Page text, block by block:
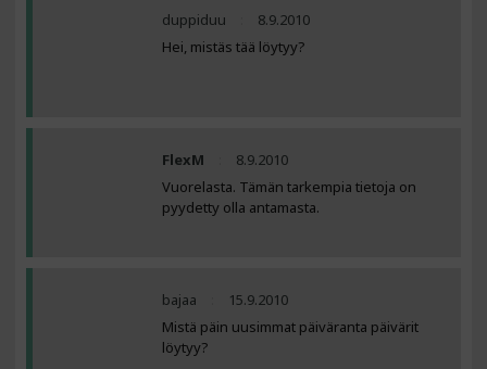
duppiduu
8.9.2010
Hei, mistäs tää löytyy?
FlexM
8.9.2010
Vuorelasta. Tämän tarkempia tietoja on
pyydetty olla antamasta.
bajaa
15.9.2010
Mistä päin uusimmat päiväranta päivärit
löytyy?